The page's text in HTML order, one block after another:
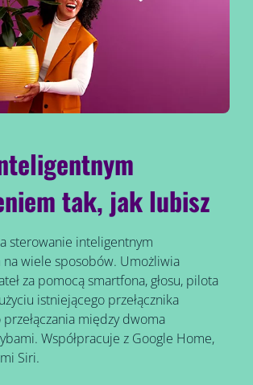
tak, jak lubisz
sterowanie inteligentnym
wiele sposobów. Umożliwia
za pomocą smartfona, głosu, pilota
istniejącego przełącznika
między dwoma
Współpracuje z Google Home,
Siri.